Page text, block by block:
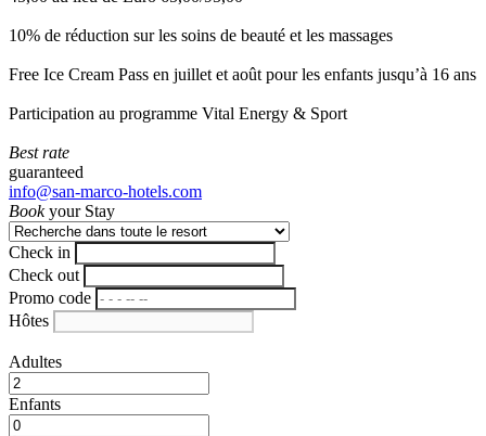
10% de réduction sur les soins de beauté et les massages
Free Ice Cream Pass en juillet et août pour les enfants jusqu’à 16 ans
Participation au programme Vital Energy & Sport
Best rate
guaranteed
info@san-marco-hotels.com
Bookyour Stay
Check in
Check out
Promo code
Hôtes
Adultes
Enfants